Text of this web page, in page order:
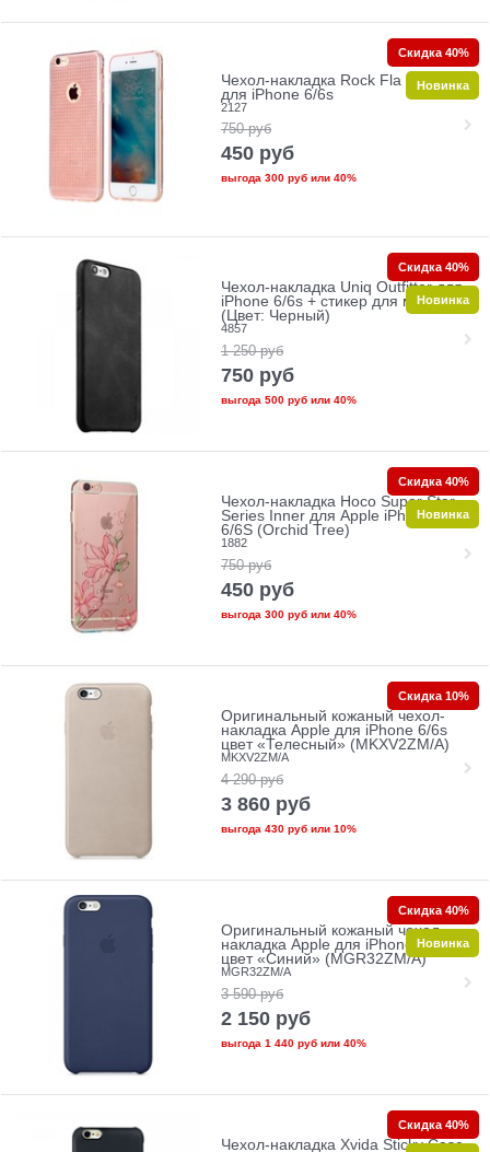
Чехол-накладка Rock Fla Series
для iPhone 6/6s
2127
750 руб
450 руб
выгода 300 рубили 40%
Скидка 40%
Новинка
Чехол-накладка Uniq Outfitter для
iPhone 6/6s + стикер для магнита
(Цвет: Черный)
4857
1 250 руб
750 руб
выгода 500 рубили 40%
Скидка 40%
Новинка
Чехол-накладка Hoco Super Star
Series Inner для Apple iPhone
6/6S (Orchid Tree)
1882
750 руб
450 руб
выгода 300 рубили 40%
Скидка 40%
Новинка
Оригинальный кожаный чехол-
накладка Apple для iPhone 6/6s
цвет «Телесный» (MKXV2ZM/A)
MKXV2ZM/A
4 290 руб
3 860 руб
выгода 430 рубили 10%
Скидка 10%
Оригинальный кожаный чехол-
накладка Apple для iPhone 6/6s
цвет «Синий» (MGR32ZM/A)
MGR32ZM/A
3 590 руб
2 150 руб
выгода 1 440 рубили 40%
Скидка 40%
Новинка
Чехол-накладка Xvida Sticky Case
Скидка 40%